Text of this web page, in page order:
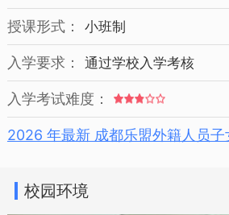
授课形式： 小班制
入学要求： 通过学校入学考核
入学考试难度：
2026 年最新 成都乐盟外籍人员
校园环境